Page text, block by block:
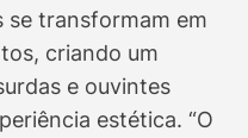
se transformam em
criando um
e ouvintes
estética. “O